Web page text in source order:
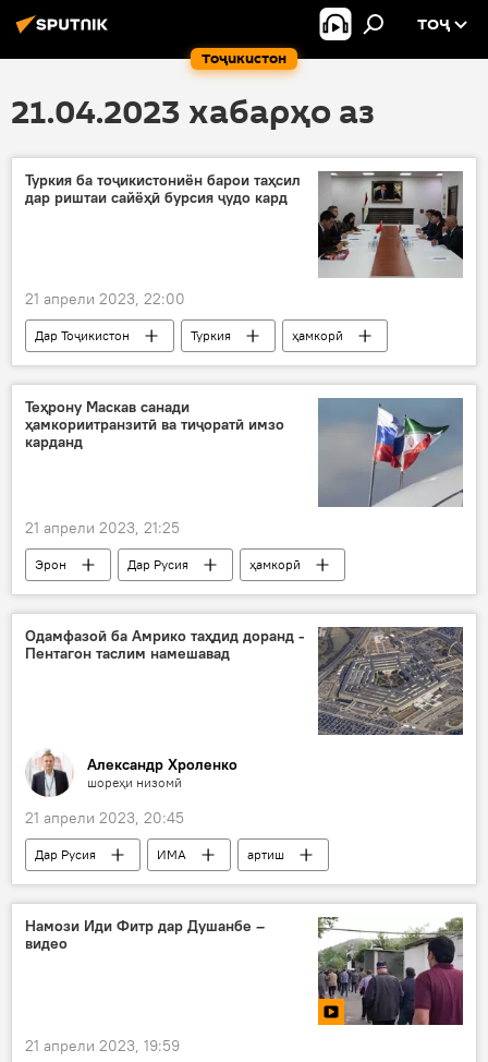
Тоҷикистон
ТОҶ
21.04.2023 хабарҳо аз
Туркия ба тоҷикистониён барои таҳсил
дар риштаи сайёҳӣ бурсия ҷудо кард
21 апрели 2023, 22:00
Дар Тоҷикистон Туркия
ҳамкорӣ
Сайёҳӣ
сафир равобит
Теҳрону Маскав санади
ҳамкориитранзитӣ ва тиҷоратӣ имзо
карданд
21 апрели 2023, 21:25
Эрон Дар Русия
ҳамкорӣ
санад
имзои санад
ёддошти тафоҳуми ҳамкорӣ
транзит
Одамфазоӣ ба Амрико таҳдид доранд -
Пентагон таслим намешавад
Александр Хроленко
шореҳи низомӣ
21 апрели 2023, 20:45
Дар Русия ИМА
артиш
Украина
низомӣ
низоъ
Пентагон
мубориза
Намози Иди Фитр дар Душанбе –
видео
21 апрели 2023, 19:59